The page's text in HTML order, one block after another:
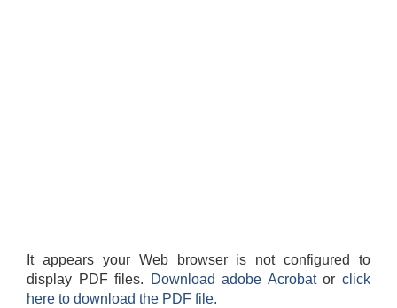
It appears your Web browser is not configured to
display PDF files.
Download adobe Acrobatorclick
here to download the PDF file.